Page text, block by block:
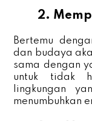
2.
Bertemu
dan budaya
sama dengan
untuk tidak
lingkungan
menumbuhkan